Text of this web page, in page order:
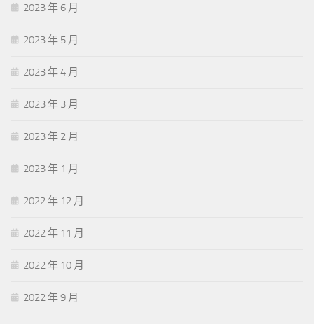
2023 年 6 月
2023 年 5 月
2023 年 4 月
2023 年 3 月
2023 年 2 月
2023 年 1 月
2022 年 12 月
2022 年 11 月
2022 年 10 月
2022 年 9 月